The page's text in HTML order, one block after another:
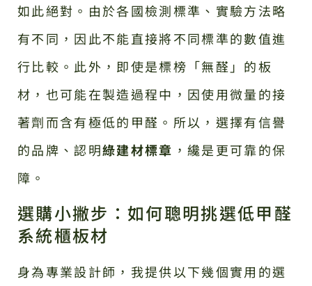
如此絕對。由於各國檢測標準、實驗方法略
有不同，因此不能直接將不同標準的數值進
行比較。此外，即使是標榜「無醛」的板
材，也可能在製造過程中，因使用微量的接
著劑而含有極低的甲醛。所以，選擇有信譽
的品牌、認明綠建材標章 ，纔是更可靠的保
障。
選購小撇步：如何聰明挑選低甲醛
系統櫃板材
身為專業設計師，我提供以下幾個實用的選